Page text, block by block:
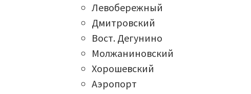
Левобережный
Дмитровский
Вост. Дегунино
Молжаниновский
Хорошевский
Аэропорт